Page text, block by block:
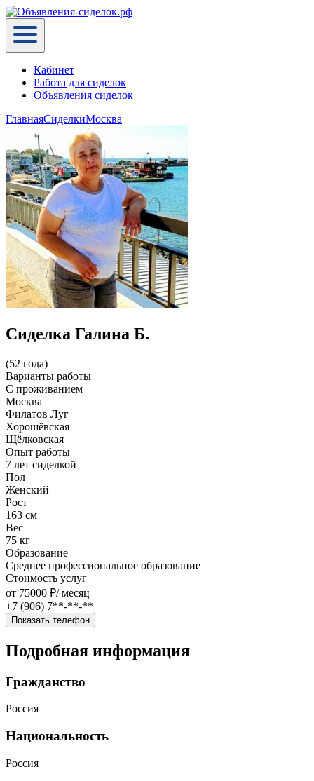
Кабинет
Работа для сиделок
Объявления сиделок
ГлавнаяСиделкиМосква
Сиделка Галина Б.
(52 года)
Варианты работы
C проживанием
Москва
Филатов Луг
Хорошёвская
Щёлковская
Опыт работы
7 лет сиделкой
Пол
Женский
Рост
163 см
Вес
75 кг
Образование
Среднее профессиональное образование
Стоимость услуг
от 75000 ₽/месяц
+7 (906) 7**-**-**
Показать телефон
Подробная информация
Гражданство
Россия
Национальность
Россия